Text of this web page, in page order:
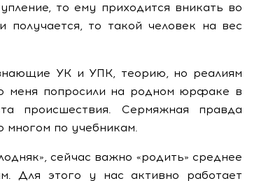
то ему приходится вникать во
получается, то такой человек на вес
УК и УПК, теорию, но реалиям
меня попросили на родном юрфаке в
происшествия. Сермяжная правда
многом по учебникам.
сейчас важно «родить» среднее
Для этого у нас активно работает